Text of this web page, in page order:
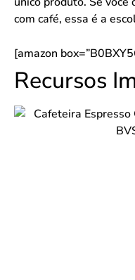
com café, essa é a
[amazon
Recursos